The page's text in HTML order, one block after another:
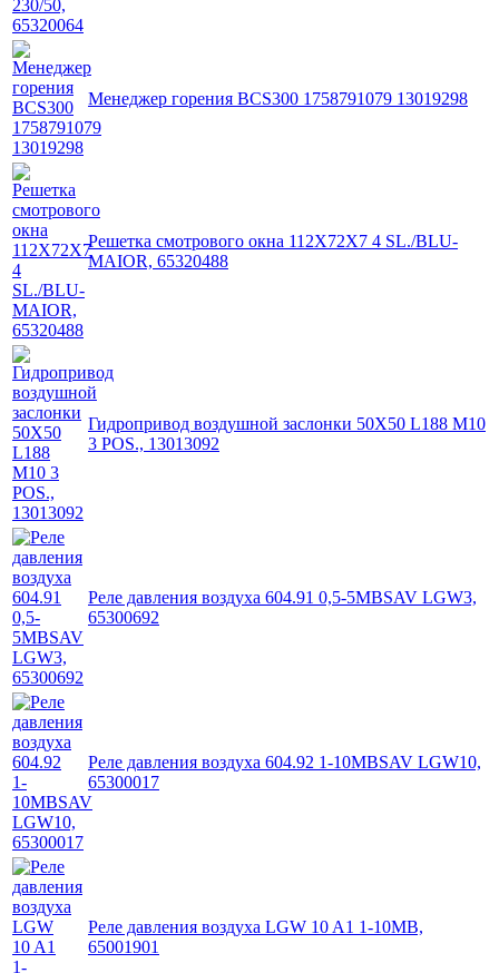
Менеджер горения BCS300 1758791079 13019298
Решетка смотрового окна 112X72X7 4 SL./BLU-
MAIOR, 65320488
Гидропривод воздушной заслонки 50X50 L188 M10
3 POS., 13013092
Реле давления воздуха 604.91 0,5-5MBSAV LGW3,
65300692
Реле давления воздуха 604.92 1-10MBSAV LGW10,
65300017
Реле давления воздуха LGW 10 A1 1-10MB,
65001901